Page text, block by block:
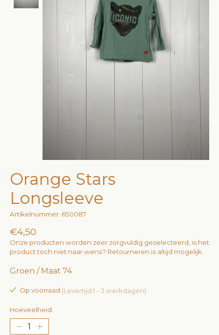
Orange Stars
Longsleeve
Artikelnummer: 650087
€4,50
Onze producten worden zeer zorgvuldig geselecteerd, is het
product toch niet naar wens? Retourneren is altijd mogelijk.
Groen / Maat 74
Op voorraad (Levertijd:1 - 3 werkdagen)
Hoeveelheid: